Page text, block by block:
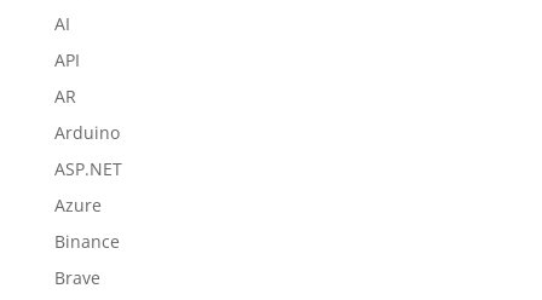
AI
API
AR
Arduino
ASP.NET
Azure
Binance
Brave